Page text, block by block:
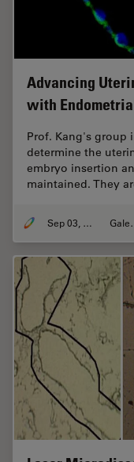
Advancing
with
Prof. Kang's group
determine the
embryo insertion
maintained. They
Sep 03, 2024